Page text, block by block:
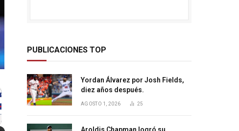
PUBLICACIONES TOP
Yordan Álvarez por Josh Fields,
diez años después.
AGOSTO 1, 2026 25